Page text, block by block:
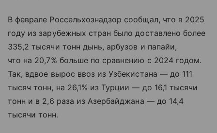
В феврале Россельхознадзор сообщал, что в 2025
году из зарубежных стран было доставлено более
335,2 тысячи тонн дынь, арбузов и папайи,
что на 20,7% больше по сравнению с 2024 годом.
Так, вдвое вырос ввоз из Узбекистана — до 111
тысяч тонн, на 26,1% из Турции — до 16,1 тысячи
тонн и в 2,6 раза из Азербайджана — до 14,4
тысячи тонн.